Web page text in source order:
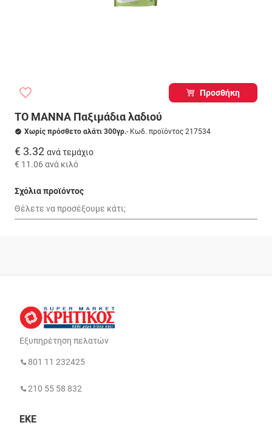
Προσθήκη
ΤΟ ΜΑΝΝΑ Παξιμάδια λαδιού
Χωρίς πρόσθετο αλάτι 300γρ.- Κωδ. προϊόντος 217534
€ 3.32 ανά τεμάχιο
€ 11.06 ανά κιλό
Σχόλια προϊόντος
Εξυπηρέτηση πελατών
801 11 232425
210 55 58 832
ΕΚΕ